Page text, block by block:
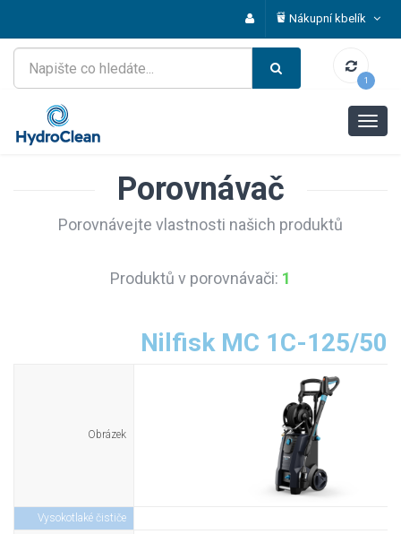
Nákupní kbelík
1
Porovnávač
Porovnávejte vlastnosti našich produktů
Produktů v porovnávači: 1
Nilfisk MC 1C-125/
Obrázek
Vysokotlaké čističe